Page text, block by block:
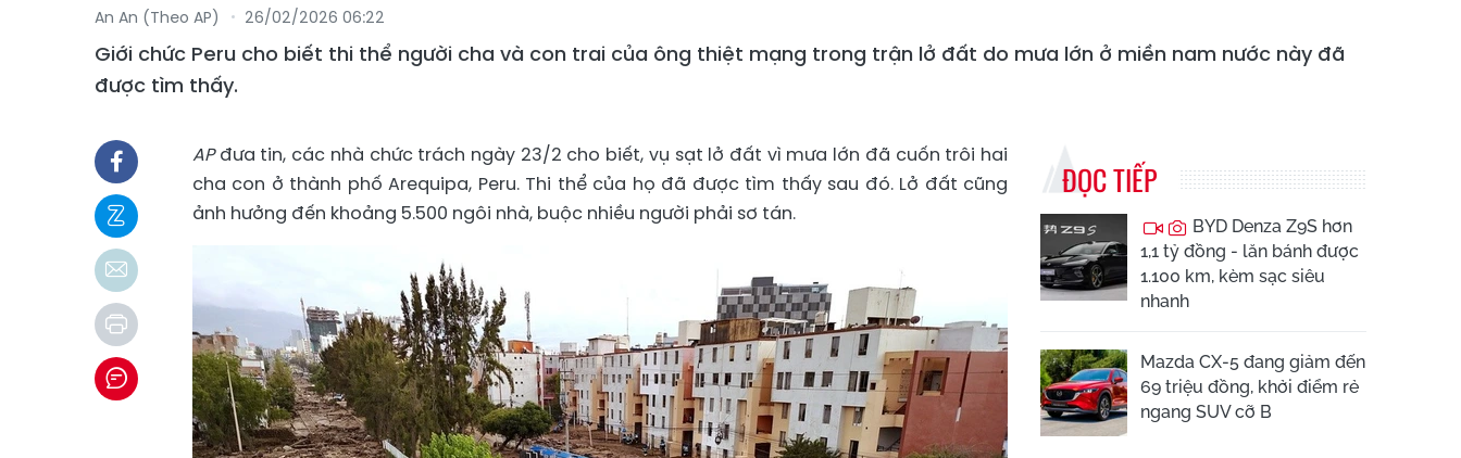
An An (Theo AP) 26/02/2026 06:22
Giới chức Peru cho biết thi thể người cha và con trai của ông thiệt mạng trong trận lở đất do mưa lớn ở miền nam nước này đã
được tìm thấy.
APđưa tin, các nhà chức trách ngày 23/2 cho biết, vụ sạt lở đất vì mưa lớn đã cuốn trôi hai
cha con ở thành phố Arequipa, Peru. Thi thể của họ đã được tìm thấy sau đó. Lở đất cũng
ảnh hưởng đến khoảng 5.500 ngôi nhà, buộc nhiều người phải sơ tán.
ĐỌC TIẾP
BYD Denza Z9S hơn
1,1 tỷ đồng - lăn bánh được
1.100 km, kèm sạc siêu
nhanh
Mazda CX-5 đang giảm đến
69 triệu đồng, khởi điểm rẻ
ngang SUV cỡ B